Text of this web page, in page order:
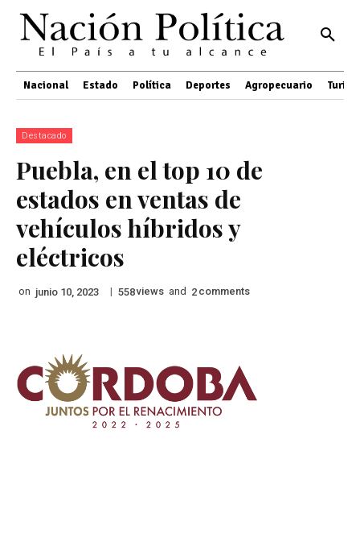
Nacional Estado Política Deportes Agropecuario
Destacado
Puebla, en el top 10 de
estados en ventas de
vehículos híbridos y
eléctricos
on junio 10, 2023 | 558views and 2 comments